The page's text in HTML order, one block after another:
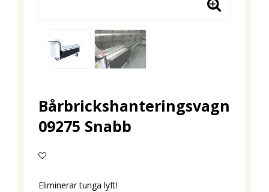
Bårbrickshanteringsvagn
09275 Snabb
Eliminerar tunga lyft!